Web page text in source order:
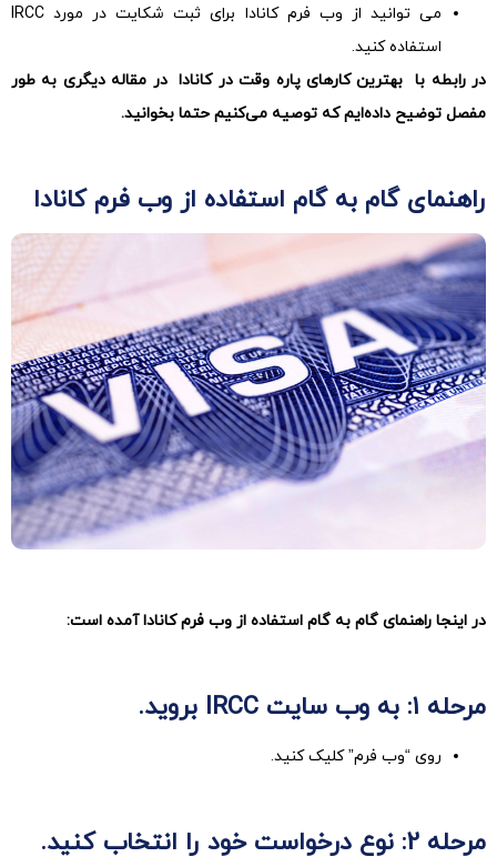
می توانید از وب فرم کانادا برای ثبت شکایت در مورد IRCC
استفاده کنید.
در رابطه با بهترین کارهای پاره وقت در کانادادر مقاله دیگری به طور
مفصل توضیح داده‌ایم که توصیه می‌کنیم حتما بخوانید.
راهنمای گام به گام استفاده از وب فرم کانادا
در اینجا راهنمای گام به گام استفاده از وب فرم کانادا آمده است:
مرحله 1: به وب سایت IRCC بروید.
روی “وب فرم” کلیک کنید.
مرحله 2: نوع درخواست خود را انتخاب کنید.